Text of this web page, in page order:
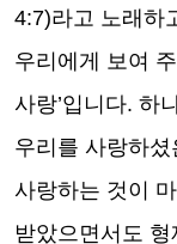
4:7)라고 노래하
우리에게 보여
사랑’입니다. 하
우리를 사랑하
사랑하는 것이
받았으면서도